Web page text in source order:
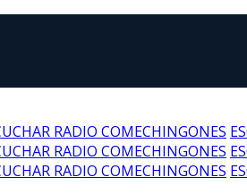
RADIO COMECHINGONES
RADIO COMECHINGONES
RADIO COMECHINGONES